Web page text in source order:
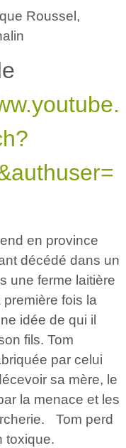
Roussel,
en province
décédé dans un
une ferme laitière
première fois la
idée de qui il
fils. Tom
par celui
sa mère, le
la menace et les
Tom perd
toxique.